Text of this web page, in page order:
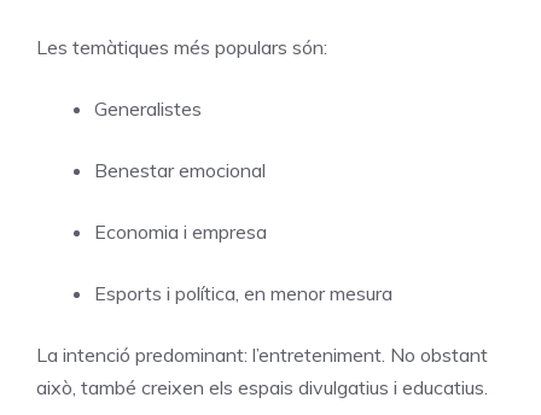
Les temàtiques més populars són:
Generalistes
Benestar emocional
Economia i empresa
Esports i política, en menor mesura
La intenció predominant: l’entreteniment. No obstant
això, també creixen els espais divulgatius i educatius.